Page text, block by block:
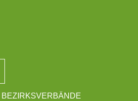
BEZIRKSVERBÄNDE